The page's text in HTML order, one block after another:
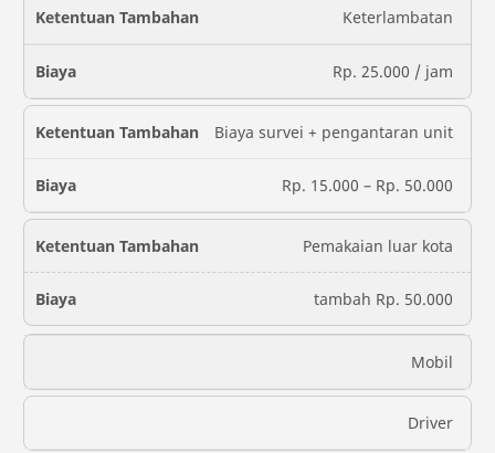
Keterlambatan
Rp. 25.000 / jam
Biaya survei + pengantaran unit
Rp. 15.000 – Rp. 50.000
Pemakaian luar kota
tambah Rp. 50.000
Mobil
Driver